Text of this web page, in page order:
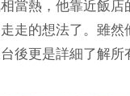
當熱，他靠近飯店
走的想法了。雖然
後更是詳細了解所